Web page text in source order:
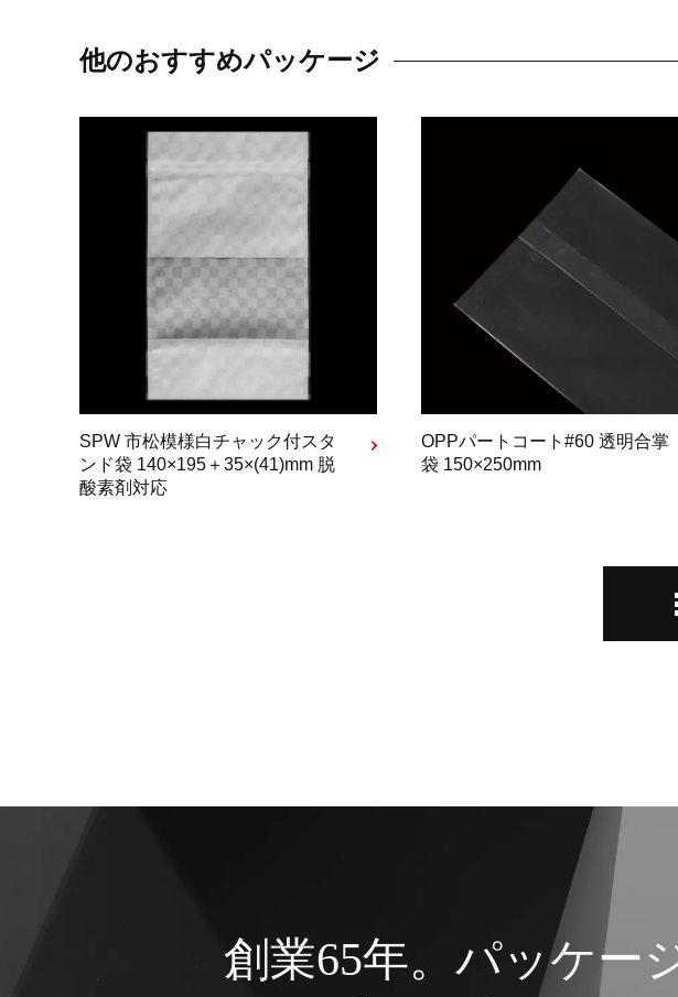
他のおすすめパッケージ
SPW 市松模様白チャック付スタ
ンド袋 140×195＋35×(41)mm 脱
酸素剤対応
OPPパートコート#60 透明合掌
袋 150×250mm
創業65年。 パッケー